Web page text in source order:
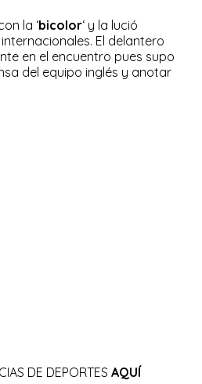
la ‘bicolor‘ y la lució
El delantero
en el encuentro pues supo
del equipo inglés y anotar
DE DEPORTESAQUÍ